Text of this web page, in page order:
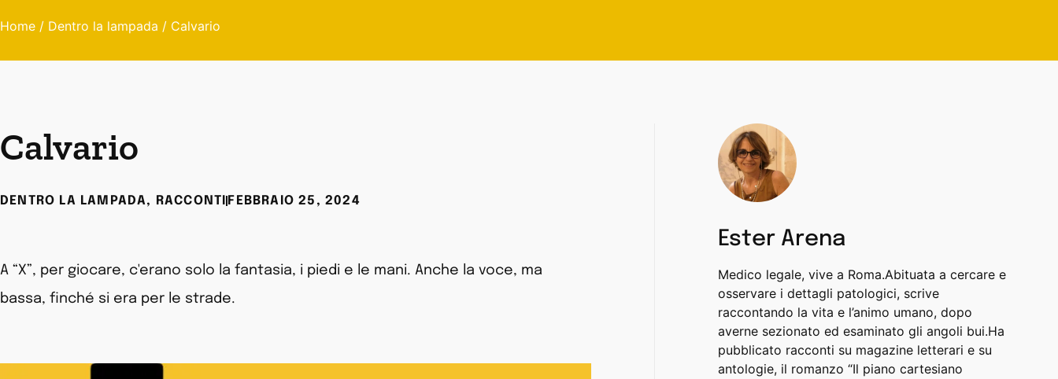
Home / Dentro la lampada / Calvario
Calvario
DENTRO LA LAMPADA, RACCONTI FEBBRAIO 25, 2024
A “X”, per giocare, c'erano solo la fantasia, i piedi e le mani. Anche la voce, ma
bassa, finché si era per le strade.
Ester Arena
Medico legale, vive a Roma.Abituata a cercare e
osservare i dettagli patologici, scrive
raccontando la vita e l’animo umano, dopo
averne sezionato ed esaminato gli angoli bui.Ha
pubblicato racconti su magazine letterari e su
antologie, il romanzo “Il piano cartesiano